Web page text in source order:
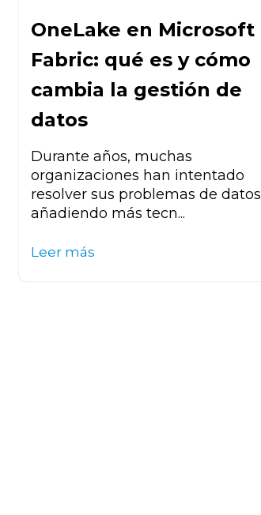
OneLake en Microsoft
Fabric: qué es y cómo
cambia la gestión de
datos
Durante años, muchas
organizaciones han intentado
resolver sus problemas de datos
añadiendo más tecn...
Leer más